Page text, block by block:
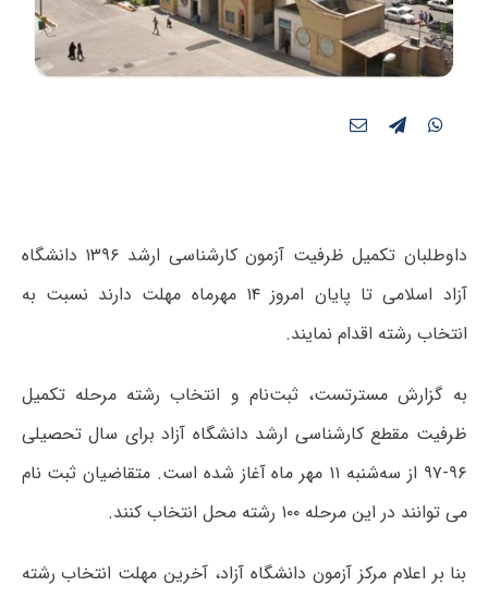
داوطلبان تکمیل ظرفیت آزمون کارشناسی ارشد ۱۳۹۶ دانشگاه
آزاد اسلامی تا پایان امروز ۱۴ مهرماه مهلت دارند نسبت به
انتخاب رشته اقدام نمایند.
به گزارش مسترتست، ثبت‌نام و انتخاب رشته مرحله تکمیل
ظرفیت مقطع کارشناسی ارشد دانشگاه آزاد برای سال تحصیلی
۹۶-۹۷ از سه‌شنبه ۱۱ مهر ماه آغاز شده است. متقاضیان ثبت نام
می توانند در این مرحله ۱۰۰ رشته محل انتخاب کنند.
بنا بر اعلام مرکز آزمون دانشگاه آزاد، آخرین مهلت انتخاب رشته